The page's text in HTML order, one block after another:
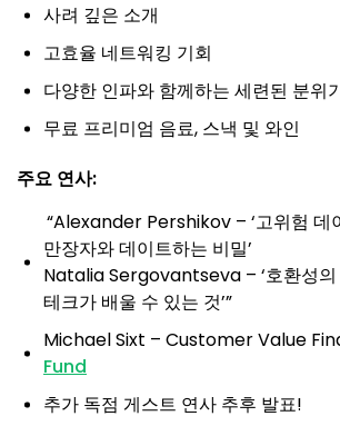
사려 깊은 소개
고효율 네트워킹 기회
다양한 인파와 함께하는 세련된 분위
무료 프리미엄 음료, 스낵 및 와인
주요 연사:
“Alexander Pershikov – ‘고위험 데
만장자와 데이트하는 비밀’
Natalia Sergovantseva – ‘호환성의
테크가 배울 수 있는 것’”
Michael Sixt – Customer Value
Fund
추가 독점 게스트 연사 추후 발표!